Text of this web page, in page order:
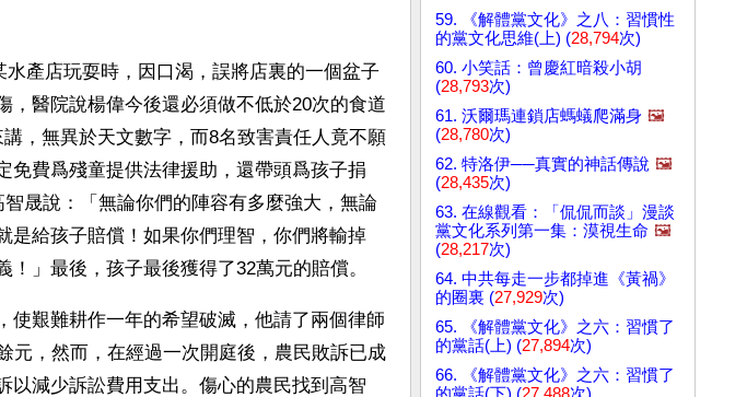
產店玩耍時，因口渴，誤將店裏的一個盆子
，醫院說楊偉今後還必須做不低於20次的食道
，無異於天文數字，而8名致害責任人竟不願
免費爲殘童提供法律援助，還帶頭爲孩子捐
晟說：「無論你們的陣容有多麼強大，無論
是給孩子賠償！如果你們理智，你們將輸掉
」最後，孩子最後獲得了32萬元的賠償。
使艱難耕作一年的希望破滅，他請了兩個律師
元，然而，在經過一次開庭後，農民敗訴已成
以減少訴訟費用支出。傷心的農民找到高智
59. 《解體黨文化》之八：習慣性
的黨文化思維(上) (28,794次)
60. 小笑話：曾慶紅暗殺小胡
(28,793次)
61. 沃爾瑪連鎖店螞蟻爬滿身 🖼️
(28,780次)
62. 特洛伊──真實的神話傳說 🖼️
(28,435次)
63. 在線觀看：「侃侃而談」漫談
黨文化系列第一集：漠視生命 🖼️
(28,217次)
64. 中共每走一步都掉進《黃禍》
的圈裏 (27,929次)
65. 《解體黨文化》之六：習慣了
的黨話(上) (27,894次)
66. 《解體黨文化》之六：習慣了
的黨話(下) (27,488次)